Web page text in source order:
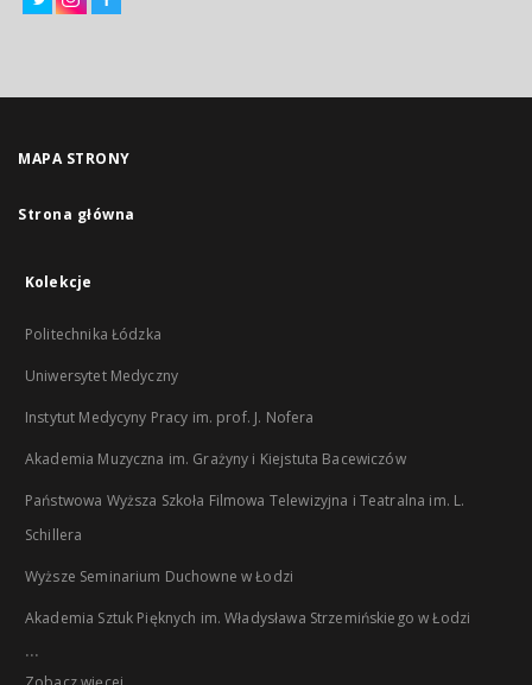
MAPA STRONY
Strona główna
Kolekcje
Politechnika Łódzka
Uniwersytet Medyczny
Instytut Medycyny Pracy im. prof. J. Nofera
Akademia Muzyczna im. Grażyny i Kiejstuta Bacewiczów
Państwowa Wyższa Szkoła Filmowa Telewizyjna i Teatralna im. L.
Schillera
Wyższe Seminarium Duchowne w Łodzi
Akademia Sztuk Pięknych im. Władysława Strzemińskiego w Łodzi
...